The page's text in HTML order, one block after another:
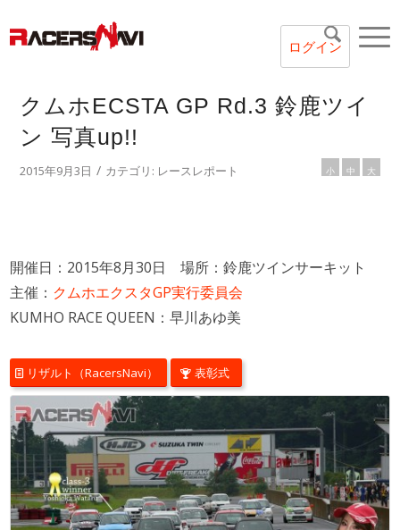
ログイン
クムホECSTA GP Rd.3 鈴鹿ツイ
ン 写真up!!
2015年9月3日 / カテゴリ: レースレポート 小 中 大
開催日：2015年8月30日 場所：鈴鹿ツインサーキット
主催： クムホエクスタGP実行委員会
KUMHO RACE QUEEN：早川あゆ美
リザルト（RacersNavi） 表彰式